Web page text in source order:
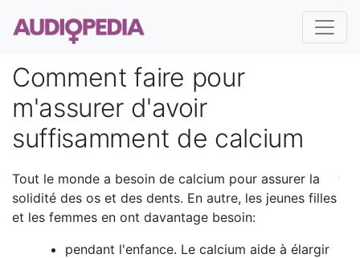
Comment faire pour
m'assurer d'avoir
suffisamment de calcium
Tout le monde a besoin de calcium pour assurer la
solidité des os et des dents. En autre, les jeunes filles
et les femmes en ont davantage besoin:
pendant l'enfance. Le calcium aide à élargir